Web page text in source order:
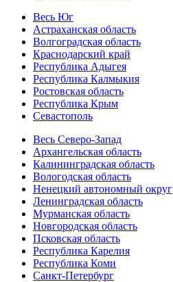
Весь Юг
Астраханская область
Волгоградская область
Краснодарский край
Республика Адыгея
Республика Калмыкия
Ростовская область
Республика Крым
Севастополь
Весь Северо-Запад
Архангельская область
Калининградская область
Вологодская область
Ненецкий автономный округ
Ленинградская область
Мурманская область
Новгородская область
Псковская область
Республика Карелия
Республика Коми
Санкт-Петербург